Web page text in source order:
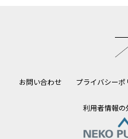
お問い合わせ プライバシーポ
利用者情報の